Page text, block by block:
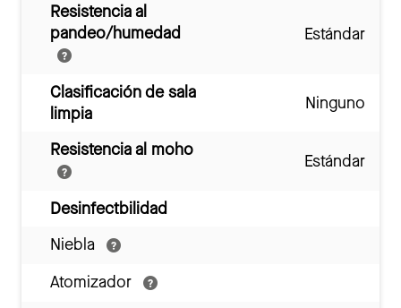
Resistencia al
pandeo/humedad
Estándar
Clasificación de sala
limpia
Ninguno
Resistencia al moho
Estándar
Desinfectbilidad
Niebla
Atomizador